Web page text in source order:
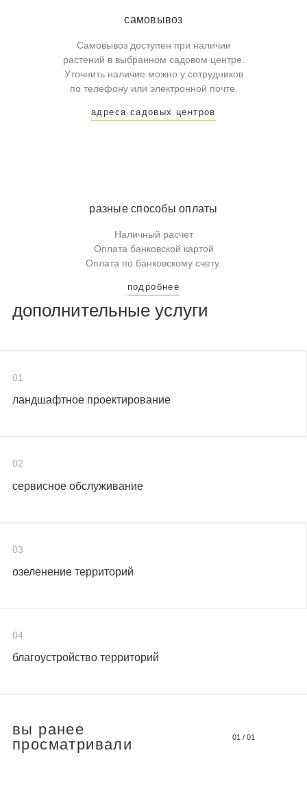
самовывоз
Самовывоз доступен при наличии
растений в выбранном садовом центре.
Уточнить наличие можно у сотрудников
по телефону или электронной почте.
адреса садовых центров
разные способы оплаты
Наличный расчет
Оплата банковской картой
Оплата по банковскому счету.
подробнее
дополнительные услуги
01
ландшафтное проектирование
02
сервисное обслуживание
03
озеленение территорий
04
благоустройство территорий
вы ранее
просматривали
01 / 01